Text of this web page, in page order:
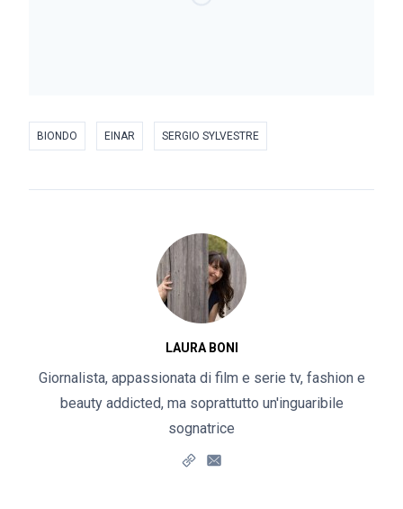
BIONDO EINAR SERGIO SYLVESTRE
LAURA BONI
Giornalista, appassionata di film e serie tv, fashion e
beauty addicted, ma soprattutto un'inguaribile
sognatrice